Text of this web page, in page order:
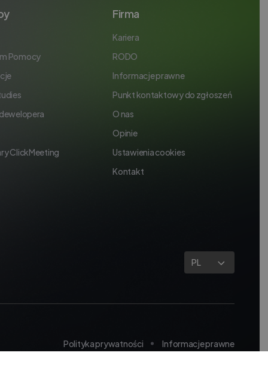
Pomocy
ClickMeeting
Firma
Kariera
RODO
Informacje prawne
Punkt kontaktowy do zgłoszeń
O nas
Opinie
Ustawienia cookies
Kontakt
PL
Polityka prywatności Informacje prawne